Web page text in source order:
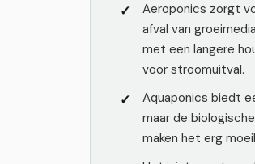
Aeroponics zorgt
afval van
met een langere
voor stroomuitval.
Aquaponics biedt
maar de
maken het erg